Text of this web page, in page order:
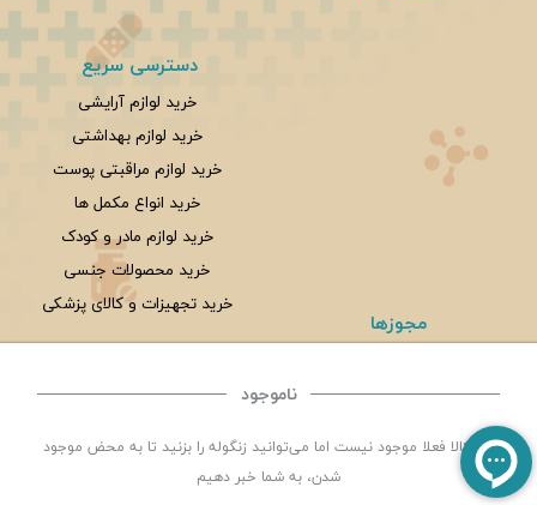
ناموجود
این کالا فعلا موجود نیست اما می‌توانید زنگوله را بزنید تا به محض موجود
شدن، به شما خبر دهیم
مجوزها
دسترسی سریع
خرید لوازم آرایشی
خرید لوازم بهداشتی
خرید لوازم مراقبتی پوست
خرید انواع مکمل ها
خرید لوازم مادر و کودک
خرید محصولات جنسی
خرید تجهیزات و کالای پزشکی
© تمامی حقوق این سایت متعلق بهداروخانه شبانه روزی سلامت یزد می باشد. | توسعه و کد
نویسی:سپکام سیستم طراحی ،اجرا و سئو:شرکت دیجیتال مارکتینگ سپتا